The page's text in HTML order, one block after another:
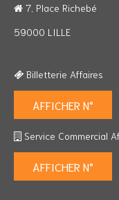
7, Place Richebé
59000 LILLE
Billetterie Affaires
AFFICHER N°
Service Commercial
AFFICHER N°